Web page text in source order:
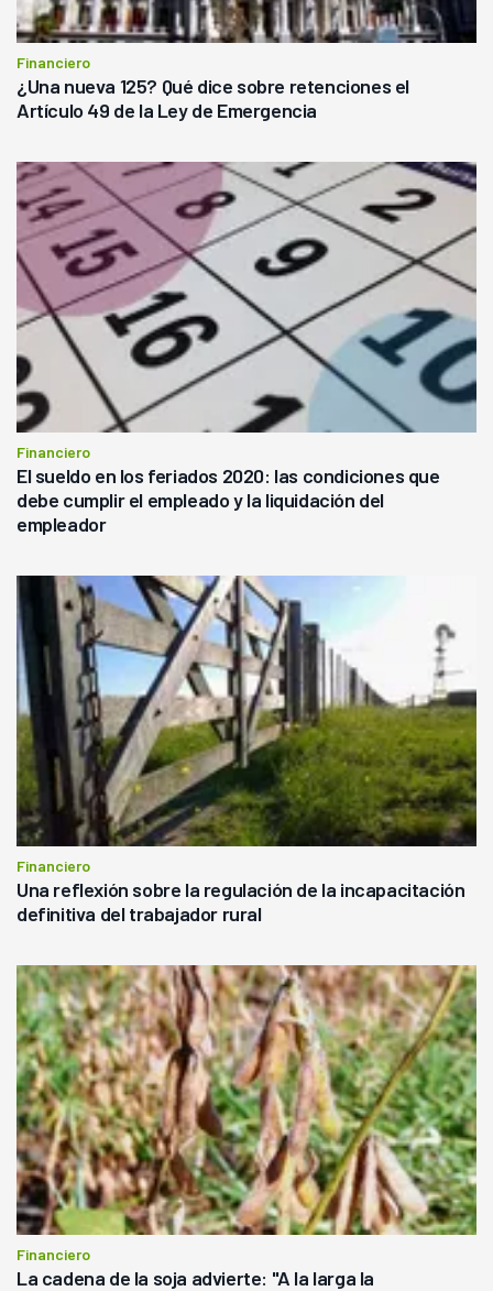
Financiero
¿Una nueva 125? Qué dice sobre retenciones el
Artículo 49 de la Ley de Emergencia
Financiero
El sueldo en los feriados 2020: las condiciones que
debe cumplir el empleado y la liquidación del
empleador
Financiero
Una reflexión sobre la regulación de la incapacitación
definitiva del trabajador rural
Financiero
La cadena de la soja advierte: "A la larga la